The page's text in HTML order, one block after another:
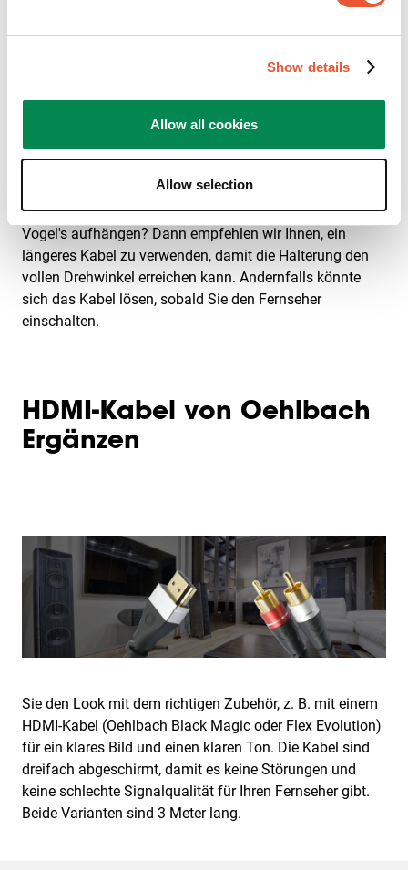
Show details
Allow all cookies
Allow selection
Fernseher her.
UTP-Kabel: Nützlich, um Geräte mit dem Internet zu
Anschließen des Fernsehers an ein Kabelnetz
Netzkabel: Wird zum Einschalten des Fernsehers
TIPP: Sie möchten eine Full-Motion-Wandhalterung von
Vogel's aufhängen? Dann empfehlen wir Ihnen, ein
längeres Kabel zu verwenden, damit die Halterung den
vollen Drehwinkel erreichen kann. Andernfalls könnte
sich das Kabel lösen, sobald Sie den Fernseher
einschalten.
HDMI-Kabel von Oehlbach
Ergänzen
Sie den Look mit dem richtigen Zubehör, z. B. mit einem
HDMI-Kabel (Oehlbach Black Magic oder Flex Evolution)
für ein klares Bild und einen klaren Ton. Die Kabel sind
dreifach abgeschirmt, damit es keine Störungen und
keine schlechte Signalqualität für Ihren Fernseher gibt.
Beide Varianten sind 3 Meter lang.